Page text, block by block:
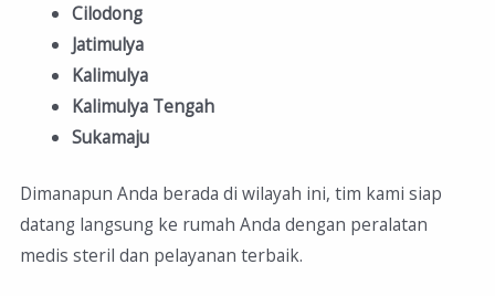
Cilodong
Jatimulya
Kalimulya
Kalimulya Tengah
Sukamaju
Dimanapun Anda berada di wilayah ini, tim kami siap
datang langsung ke rumah Anda dengan peralatan
medis steril dan pelayanan terbaik.